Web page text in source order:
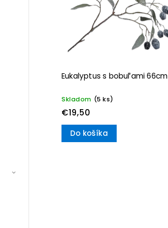
Eukalyptus s bobuľami 66cm
Skladom (5 ks)
€19,50
Do košíka